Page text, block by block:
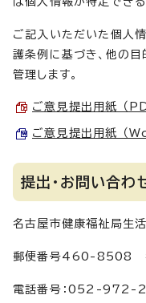
ご記入いただいた個人
護条例に基づき、他の目
管理します。
ご意見提出用紙 （
ご意見提出用紙 （
提出・お問い合わ
名古屋市健康福祉局生
郵便番号460-8508 名
電話番号：052-972-